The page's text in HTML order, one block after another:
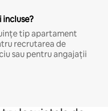
tip apartament
recrutarea de
sau pentru angajații